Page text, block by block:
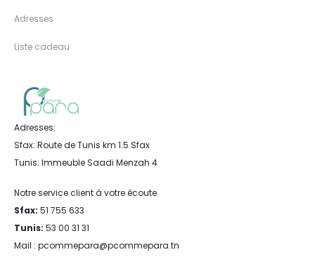
Adresses
Liste cadeau
Adresses:
Sfax: Route de Tunis km 1.5 Sfax
Tunis: Immeuble Saadi Menzah 4
Notre service client à votre écoute
Sfax: 51 755 633
Tunis: 53 00 31 31
Mail : pcommepara@pcommepara.tn